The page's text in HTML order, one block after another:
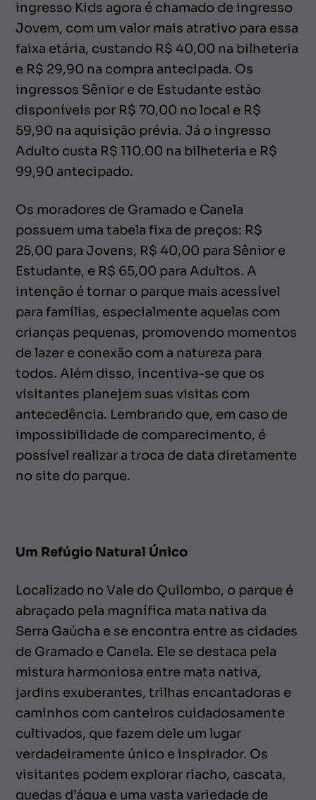
ingresso Kids agora é chamado de ingresso
Jovem, com um valor mais atrativo para essa
faixa etária, custando R$ 40,00 na bilheteria
e R$ 29,90 na compra antecipada. Os
ingressos Sênior e de Estudante estão
disponíveis por R$ 70,00 no local e R$
59,90 na aquisição prévia. Já o ingresso
Adulto custa R$ 110,00 na bilheteria e R$
99,90 antecipado.
Os moradores de Gramado e Canela
possuem uma tabela fixa de preços: R$
25,00 para Jovens, R$ 40,00 para Sênior e
Estudante, e R$ 65,00 para Adultos. A
intenção é tornar o parque mais acessível
para famílias, especialmente aquelas com
crianças pequenas, promovendo momentos
de lazer e conexão com a natureza para
todos. Além disso, incentiva-se que os
visitantes planejem suas visitas com
antecedência. Lembrando que, em caso de
impossibilidade de comparecimento, é
possível realizar a troca de data diretamente
no site do parque.
Um Refúgio Natural Único
Localizado no Vale do Quilombo, o parque é
abraçado pela magnífica mata nativa da
Serra Gaúcha e se encontra entre as cidades
de Gramado e Canela. Ele se destaca pela
mistura harmoniosa entre mata nativa,
jardins exuberantes, trilhas encantadoras e
caminhos com canteiros cuidadosamente
cultivados, que fazem dele um lugar
verdadeiramente único e inspirador. Os
visitantes podem explorar riacho, cascata,
quedas d’água e uma vasta variedade de